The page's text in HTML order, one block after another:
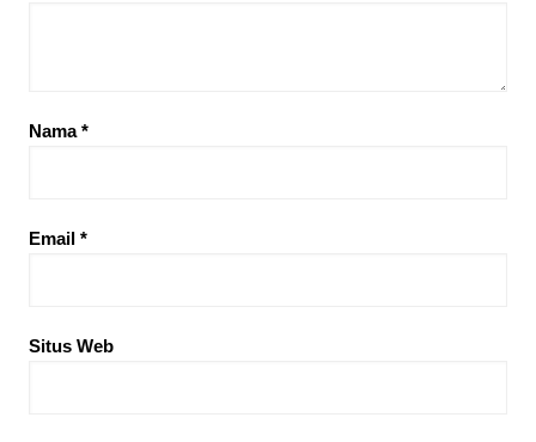
Nama*
Email *
Situs Web